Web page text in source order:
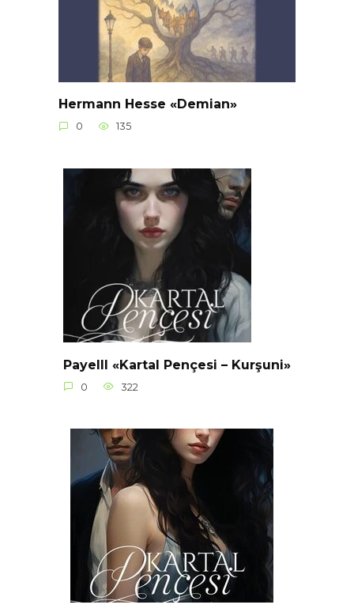
Hermann Hesse «Demian»
0 135
Payelll «Kartal Pençesi – Kurşuni»
0 322